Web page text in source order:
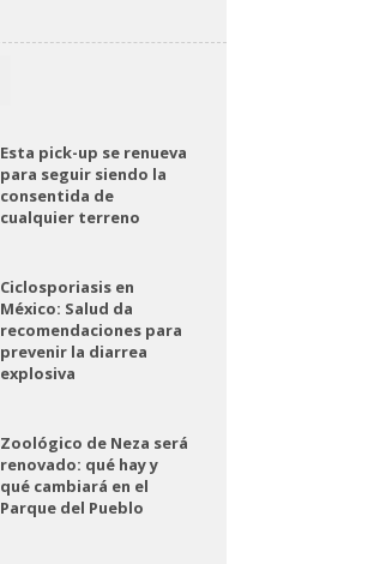
Esta pick-up se renueva
para seguir siendo la
consentida de
cualquier terreno
Ciclosporiasis en
México: Salud da
recomendaciones para
prevenir la diarrea
explosiva
Zoológico de Neza será
renovado: qué hay y
qué cambiará en el
Parque del Pueblo